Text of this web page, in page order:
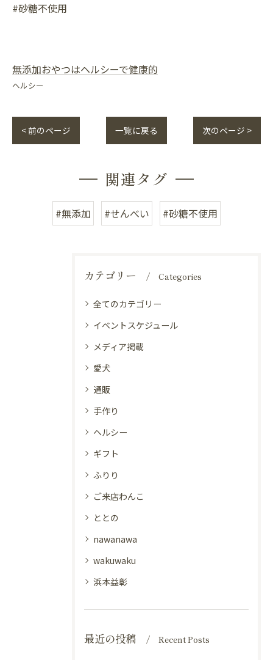
#砂糖不使用
無添加おやつはヘルシーで健康的
ヘルシー
< 前のページ 一覧に戻る 次のページ >
関連タグ
#無添加 #せんべい #砂糖不使用
カテゴリー Categories
全てのカテゴリー
イベントスケジュール
メディア掲載
愛犬
通販
手作り
ヘルシー
ギフト
ふりり
ご来店わんこ
ととの
nawanawa
wakuwaku
浜本益彰
最近の投稿 Recent Posts